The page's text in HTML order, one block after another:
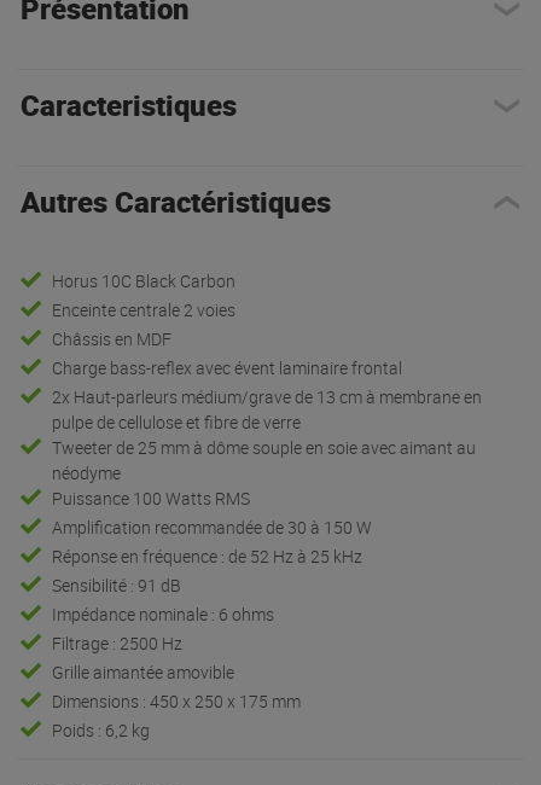
Présentation
Caracteristiques
Autres Caractéristiques
Horus 10C Black Carbon
Enceinte centrale 2 voies
Châssis en MDF
Charge bass-reflex avec évent laminaire frontal
2x Haut-parleurs médium/grave de 13 cm à membrane en
pulpe de cellulose et fibre de verre
Tweeter de 25 mm à dôme souple en soie avec aimant au
néodyme
Puissance 100 Watts RMS
Amplification recommandée de 30 à 150 W
Réponse en fréquence : de 52 Hz à 25 kHz
Sensibilité : 91 dB
Impédance nominale : 6 ohms
Filtrage : 2500 Hz
Grille aimantée amovible
Dimensions : 450 x 250 x 175 mm
Poids : 6,2 kg